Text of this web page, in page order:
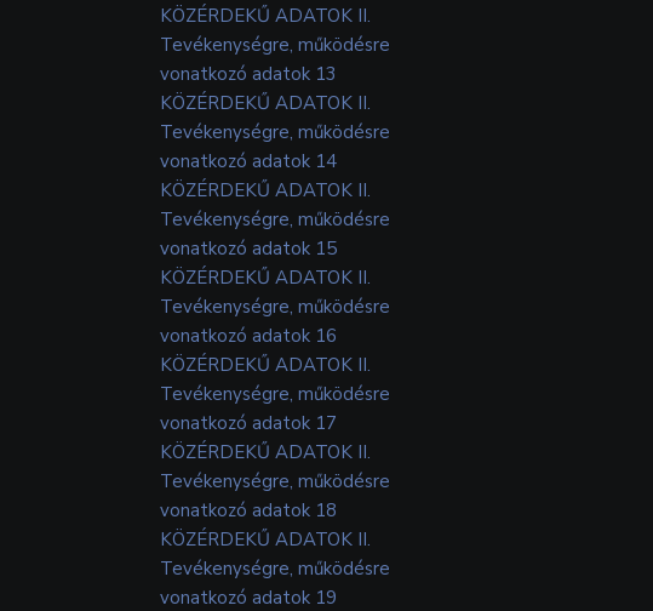
KÖZÉRDEKŰ ADATOK II.
Tevékenységre, működésre
vonatkozó adatok 13
KÖZÉRDEKŰ ADATOK II.
Tevékenységre, működésre
vonatkozó adatok 14
KÖZÉRDEKŰ ADATOK II.
Tevékenységre, működésre
vonatkozó adatok 15
KÖZÉRDEKŰ ADATOK II.
Tevékenységre, működésre
vonatkozó adatok 16
KÖZÉRDEKŰ ADATOK II.
Tevékenységre, működésre
vonatkozó adatok 17
KÖZÉRDEKŰ ADATOK II.
Tevékenységre, működésre
vonatkozó adatok 18
KÖZÉRDEKŰ ADATOK II.
Tevékenységre, működésre
vonatkozó adatok 19